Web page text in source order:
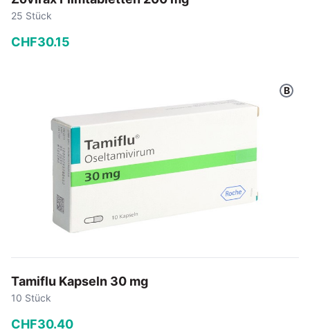
25 Stück
CHF30.15
In den Warenkorb
B
Tamiflu Kapseln 30 mg
10 Stück
CHF30.40